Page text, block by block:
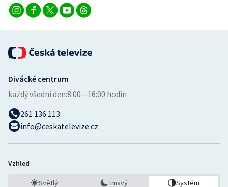
Divácké centrum
každý všední den:8:00—16:00 hodin
261 136 113
info@ceskatelevize.cz
Vzhled
Světlý Tmavý Systém